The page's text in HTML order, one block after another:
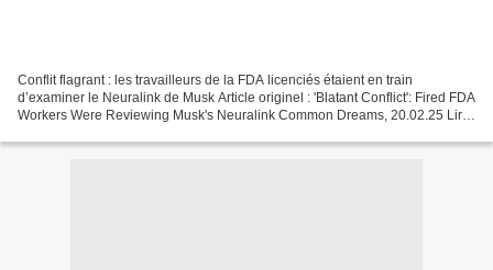
Conflit flagrant : les travailleurs de la FDA licenciés étaient en train
d’examiner le Neuralink de Musk Article originel : 'Blatant Conflict': Fired FDA
Workers Were Reviewing Musk's Neuralink Common Dreams, 20.02.25 Lire